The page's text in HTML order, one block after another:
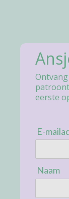
eerste
E-
Naam